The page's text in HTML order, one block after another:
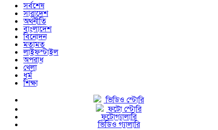
সর্বশেষ
সারাদেশ
অর্থনীতি
বাংলাদেশ
বিনোদন
মতামত
লাইফস্টাইল
অপরাধ
খেলা
ধর্ম
শিক্ষা
ভিডিও স্টোরি
ফটো স্টোরি
ফটোগ্যালারি
ভিডিও গ্যালারি